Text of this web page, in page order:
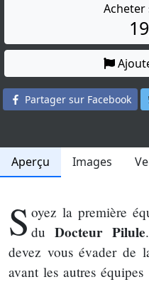
Partager sur Facebook
Aperçu Images
S oyez la première
du Docteur Pilule
devez vous évader de
avant les autres